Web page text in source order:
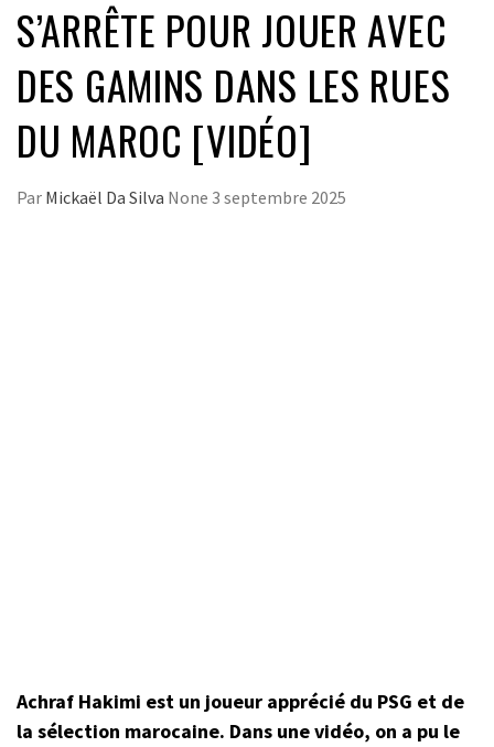
S’ARRÊTE POUR JOUER AVEC
DES GAMINS DANS LES RUES
DU MAROC [VIDÉO]
Par Mickaël Da Silva None 3 septembre 2025
Achraf Hakimi est un joueur apprécié du PSG et de
la sélection marocaine. Dans une vidéo, on a pu le